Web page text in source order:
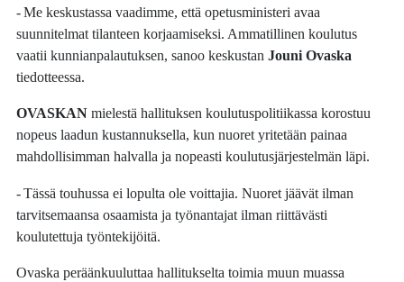
- Me keskustassa vaadimme, että opetusministeri avaa
suunnitelmat tilanteen korjaamiseksi. Ammatillinen koulutus
vaatii kunnianpalautuksen, sanoo keskustan Jouni Ovaska
tiedotteessa.
OVASKAN mielestä hallituksen koulutuspolitiikassa korostuu
nopeus laadun kustannuksella, kun nuoret yritetään painaa
mahdollisimman halvalla ja nopeasti koulutusjärjestelmän läpi.
- Tässä touhussa ei lopulta ole voittajia. Nuoret jäävät ilman
tarvitsemaansa osaamista ja työnantajat ilman riittävästi
koulutettuja työntekijöitä.
Ovaska peräänkuuluttaa hallitukselta toimia muun muassa